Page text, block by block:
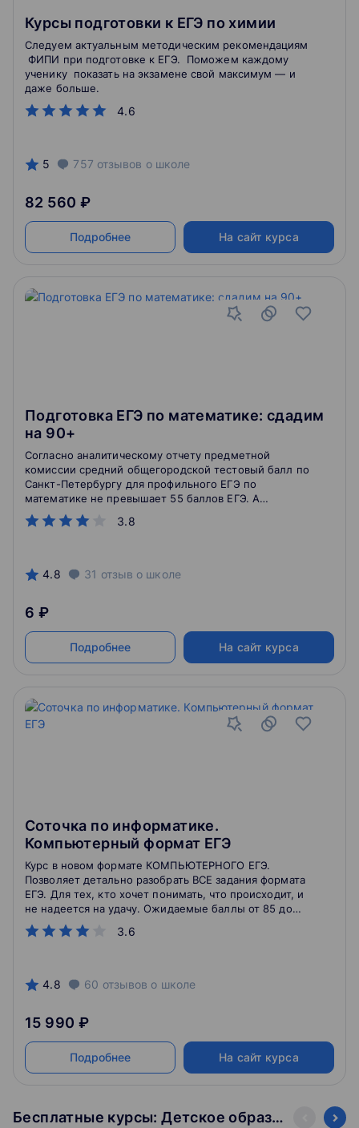
Курсы подготовки к ЕГЭ по химии
4.6
Следуем актуальным методическим рекомендациям
ФИПИ при подготовке к ЕГЭ. Поможем каждому
ученику показать на экзамене свой максимум — и
даже больше.
5 757 отзывов о школе
82 560 ₽
Подробнее На сайт курса
Подготовка ЕГЭ по математике: сдадим
на 90+
3.8
Согласно аналитическому отчету предметной
комиссии средний общегородской тестовый балл по
Санкт-Петербургу для профильного ЕГЭ по
математике не превышает 55 баллов ЕГЭ. А
количество абитуриентов, набравших высокие и
высшие баллы составляет менее 2% от всех
4.8 31 отзыв о школе
6 ₽
Подробнее На сайт курса
Соточка по информатике.
Компьютерный формат ЕГЭ
3.6
Курс в новом формате КОМПЬЮТЕРНОГО ЕГЭ.
Позволяет детально разобрать ВСЕ задания формата
ЕГЭ. Для тех, кто хочет понимать, что происходит, и
не надеется на удачу. Ожидаемые баллы от 85 до
100.
4.8 60 отзывов о школе
15 990 ₽
Подробнее На сайт курса
Бесплатные курсы: Детское образование